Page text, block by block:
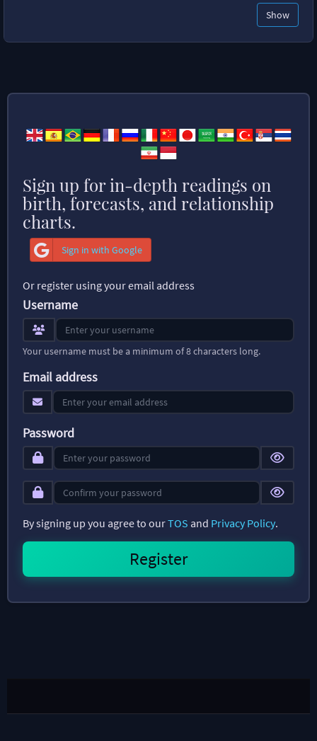
Show
Sign up for in-depth readings on
birth, forecasts, and relationship
charts.
Sign in with Google
Or register using your email address
Username
Your username must be a minimum of 8 characters long.
Email address
Password
By signing up you agree to ourTOS and Privacy Policy.